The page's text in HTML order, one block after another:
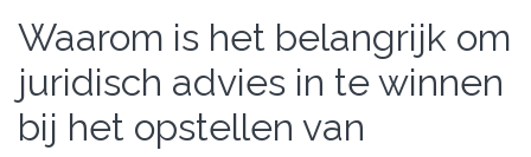
Waarom is het belangrijk om
juridisch advies in te winnen
bij het opstellen van